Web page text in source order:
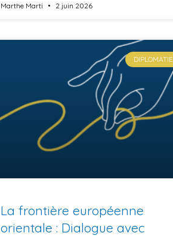
Marthe Marti 2 juin 2026
DIPLOMATIE
La frontière européenne
orientale : Dialogue avec